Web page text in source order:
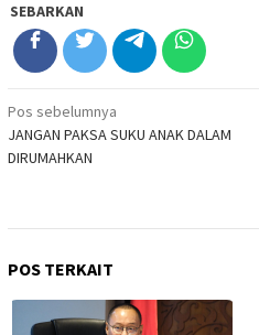
SEBARKAN
Navigasi
pos
Pos sebelumnya
JANGAN PAKSA SUKU ANAK DALAM
DIRUMAHKAN
POS TERKAIT